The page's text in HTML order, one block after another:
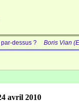
dessus ? Boris Vian
avril 2010